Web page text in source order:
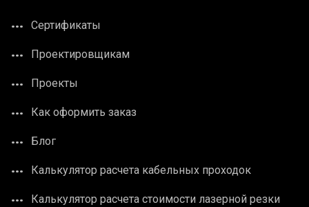
Сертификаты
Проектировщикам
Проекты
Как оформить заказ
Блог
Калькулятор расчета кабельных проходок
Калькулятор расчета стоимости лазерной резки